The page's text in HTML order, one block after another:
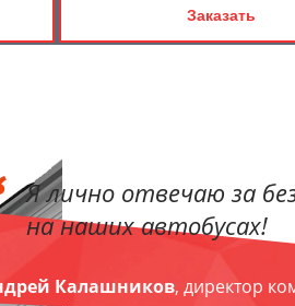
Заказать
Я лично отвечаю за
на наших автобусах!
Калашников, директор